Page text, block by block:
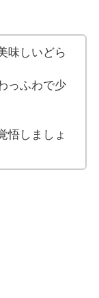
味しいどら
っふわで少
悟しましょ